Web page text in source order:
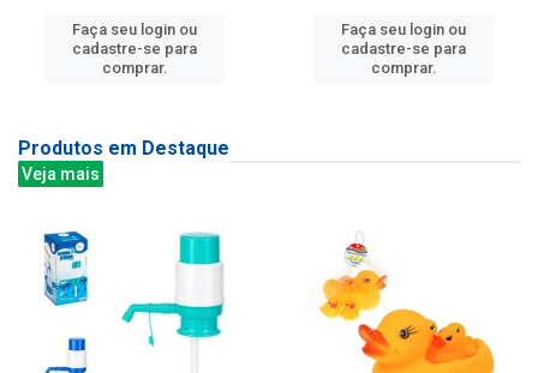
Faça seu login ou
cadastre-se para
comprar.
Faça seu login ou
cadastre-se para
comprar.
Produtos em Destaque
Veja mais